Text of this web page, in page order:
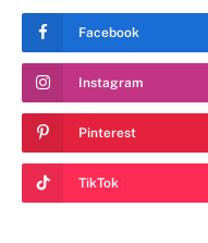
Facebook
Instagram
Pinterest
TikTok